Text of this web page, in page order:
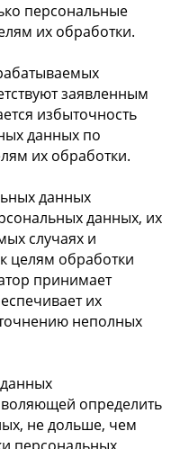
персональные
их обработки.
заявленным
избыточность
данных по
их обработки.
данных
данных, их
случаях и
целям обработки
принимает
их
неполных
определить
не дольше, чем